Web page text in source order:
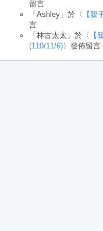
留言
「 Ashley 」於〈 【
言
「 林古太太 」於〈
【
(110/11/6)〉發佈留言